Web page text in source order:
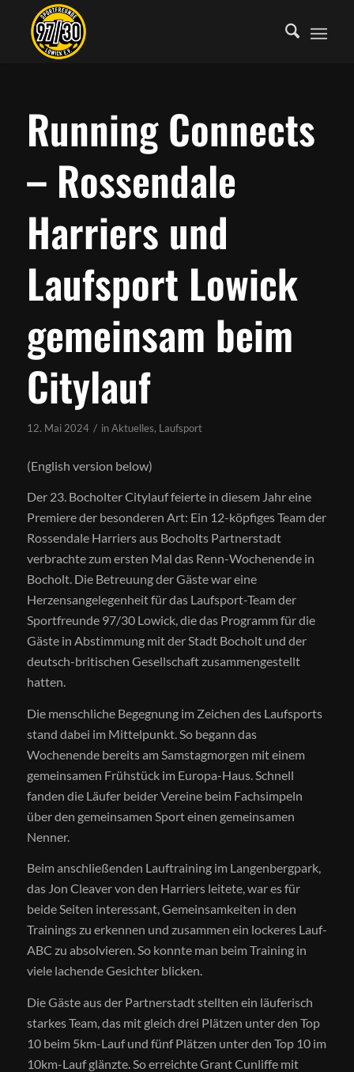
Running Connects
– Rossendale
Harriers und
Laufsport Lowick
gemeinsam beim
Citylauf
12. Mai 2024 / inAktuelles, Laufsport
(English version below)
Der 23. Bocholter Citylauf feierte in diesem Jahr eine
Premiere der besonderen Art: Ein 12-köpfiges Team der
Rossendale Harriers aus Bocholts Partnerstadt
verbrachte zum ersten Mal das Renn-Wochenende in
Bocholt. Die Betreuung der Gäste war eine
Herzensangelegenheit für das Laufsport-Team der
Sportfreunde 97/30 Lowick, die das Programm für die
Gäste in Abstimmung mit der Stadt Bocholt und der
deutsch-britischen Gesellschaft zusammengestellt
hatten.
Die menschliche Begegnung im Zeichen des Laufsports
stand dabei im Mittelpunkt. So begann das
Wochenende bereits am Samstagmorgen mit einem
gemeinsamen Frühstück im Europa-Haus. Schnell
fanden die Läufer beider Vereine beim Fachsimpeln
über den gemeinsamen Sport einen gemeinsamen
Nenner.
Beim anschließenden Lauftraining im Langenbergpark,
das Jon Cleaver von den Harriers leitete, war es für
beide Seiten interessant, Gemeinsamkeiten in den
Trainings zu erkennen und zusammen ein lockeres Lauf-
ABC zu absolvieren. So konnte man beim Training in
viele lachende Gesichter blicken.
Die Gäste aus der Partnerstadt stellten ein läuferisch
starkes Team, das mit gleich drei Plätzen unter den Top
10 beim 5km-Lauf und fünf Plätzen unter den Top 10 im
10km-Lauf glänzte. So erreichte Grant Cunliffe mit